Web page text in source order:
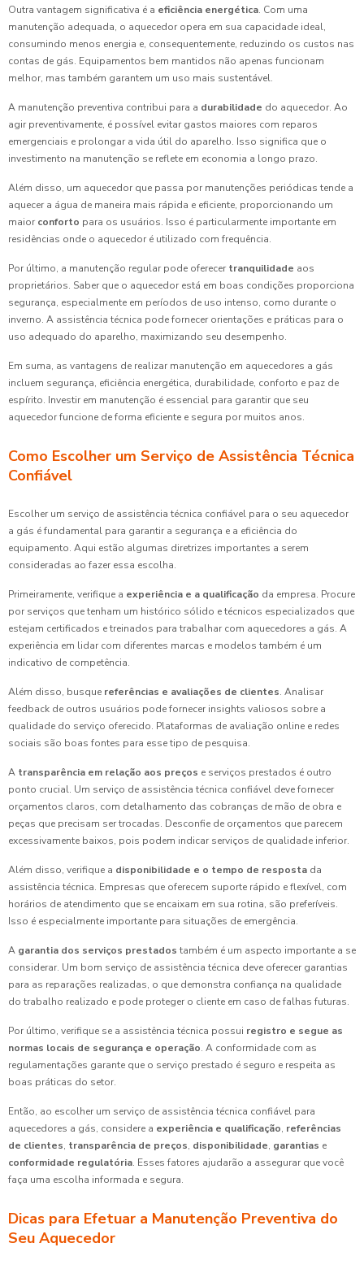
Outra vantagem significativa é a eficiência energética. Com uma
manutenção adequada, o aquecedor opera em sua capacidade ideal,
consumindo menos energia e, consequentemente, reduzindo os custos nas
contas de gás. Equipamentos bem mantidos não apenas funcionam
melhor, mas também garantem um uso mais sustentável.
A manutenção preventiva contribui para a durabilidade do aquecedor. Ao
agir preventivamente, é possível evitar gastos maiores com reparos
emergenciais e prolongar a vida útil do aparelho. Isso significa que o
investimento na manutenção se reflete em economia a longo prazo.
Além disso, um aquecedor que passa por manutenções periódicas tende a
aquecer a água de maneira mais rápida e eficiente, proporcionando um
maior conforto para os usuários. Isso é particularmente importante em
residências onde o aquecedor é utilizado com frequência.
Por último, a manutenção regular pode oferecer tranquilidade aos
proprietários. Saber que o aquecedor está em boas condições proporciona
segurança, especialmente em períodos de uso intenso, como durante o
inverno. A assistência técnica pode fornecer orientações e práticas para o
uso adequado do aparelho, maximizando seu desempenho.
Em suma, as vantagens de realizar manutenção em aquecedores a gás
incluem segurança, eficiência energética, durabilidade, conforto e paz de
espírito. Investir em manutenção é essencial para garantir que seu
aquecedor funcione de forma eficiente e segura por muitos anos.
Como Escolher um Serviço de Assistência Técnica
Confiável
Escolher um serviço de assistência técnica confiável para o seu aquecedor
a gás é fundamental para garantir a segurança e a eficiência do
equipamento. Aqui estão algumas diretrizes importantes a serem
consideradas ao fazer essa escolha.
Primeiramente, verifique a experiência e a qualificação da empresa. Procure
por serviços que tenham um histórico sólido e técnicos especializados que
estejam certificados e treinados para trabalhar com aquecedores a gás. A
experiência em lidar com diferentes marcas e modelos também é um
indicativo de competência.
Além disso, busque referências e avaliações de clientes. Analisar
feedback de outros usuários pode fornecer insights valiosos sobre a
qualidade do serviço oferecido. Plataformas de avaliação online e redes
sociais são boas fontes para esse tipo de pesquisa.
A transparência em relação aos preços e serviços prestados é outro
ponto crucial. Um serviço de assistência técnica confiável deve fornecer
orçamentos claros, com detalhamento das cobranças de mão de obra e
peças que precisam ser trocadas. Desconfie de orçamentos que parecem
excessivamente baixos, pois podem indicar serviços de qualidade inferior.
Além disso, verifique a disponibilidade e o tempo de resposta da
assistência técnica. Empresas que oferecem suporte rápido e flexível, com
horários de atendimento que se encaixam em sua rotina, são preferíveis.
Isso é especialmente importante para situações de emergência.
A garantia dos serviços prestados também é um aspecto importante a se
considerar. Um bom serviço de assistência técnica deve oferecer garantias
para as reparações realizadas, o que demonstra confiança na qualidade
do trabalho realizado e pode proteger o cliente em caso de falhas futuras.
Por último, verifique se a assistência técnica possui registro e segue as
normas locais de segurança e operação. A conformidade com as
regulamentações garante que o serviço prestado é seguro e respeita as
boas práticas do setor.
Então, ao escolher um serviço de assistência técnica confiável para
aquecedores a gás, considere a experiência e qualificação, referências
de clientes, transparência de preços, disponibilidade, garantias e
conformidade regulatória. Esses fatores ajudarão a assegurar que você
faça uma escolha informada e segura.
Dicas para Efetuar a Manutenção Preventiva do
Seu Aquecedor